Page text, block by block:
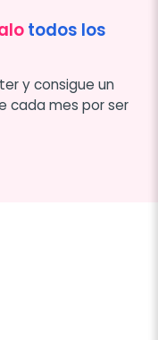
todos los
y consigue un
cada mes por ser